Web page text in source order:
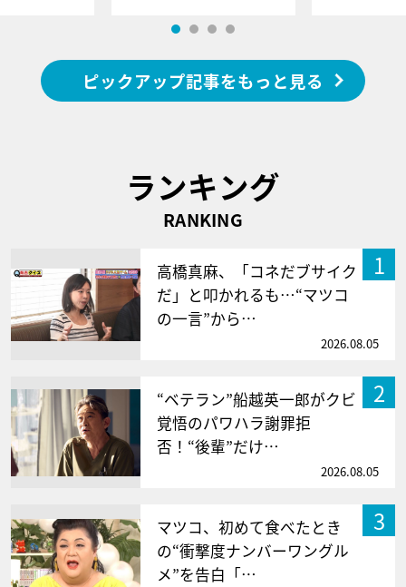
ピックアップ記事をもっと見る
ランキング
RANKING
1
高橋真麻、「コネだブサイク
だ」と叩かれるも…“マツコ
の一言”から…
2026.08.05
2
“ベテラン”船越英一郎がクビ
覚悟のパワハラ謝罪拒
否！“後輩”だけ…
2026.08.05
3
マツコ、初めて食べたとき
の“衝撃度ナンバーワングル
メ”を告白「…